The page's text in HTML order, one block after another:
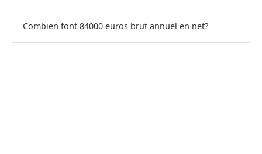
Combien font 84000 euros brut annuel en net?